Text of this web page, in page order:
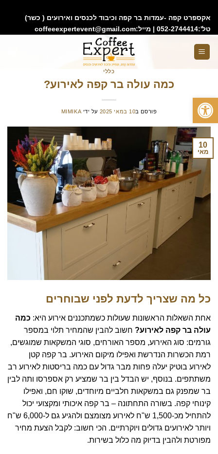
פתח סרגל נגישות
אקספרט קפה -עמדות בר קפה וכיבוד לכנסים ואירועים ( כשר)
טל':052-2744414 | מייל:coffeeexpertevent@gmail.com
כללי
כמה עולה בר קפה לאירוע?
פורסם ב10 במאי 2025 על ידי MIMIKA
10
מאי
כל מה שצריך לדעת לפני שבוחרים
אחת השאלות הראשונות שעולות כשמתכננים אירוע היא: כמה
עולה בר קפה לאירוע? חשוב להבין שהמחיר תלוי במספר
גורמים: סוג האירוע, מספר האורחים, סוגי המשקאות שמוגשים,
רמת הכשרות הנדרשת ואפילו מיקום האירוע. בר קפה קטן
לאירוע בוטיק יעלה פחות מבר גדול עם כמה בריסטות לאירוע רב
משתתפים. בנוסף, יש הבדל בין בר שמציע רק אספרסו ותה לבין
בר שמפנק גם במשקאות חלביים מיוחדים, שוקו חם, ואפילו
קינוחי קפה. בשורה התחתונה – בר קפה איכותי ומקצועי יכול
להתחיל מכ-1,500 ש"ח לאירוע מצומצם ולהגיע גם ל-6,000 ש"ח
ויותר לאירועים גדולים ויוקרתיים. הכי חשוב: לקבל הצעת מחיר
מפורטת ולהבין בדיוק מה כלול בשירות.